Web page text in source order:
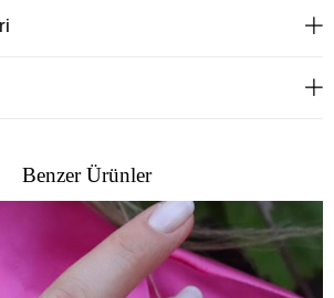
Benzer Ürünler